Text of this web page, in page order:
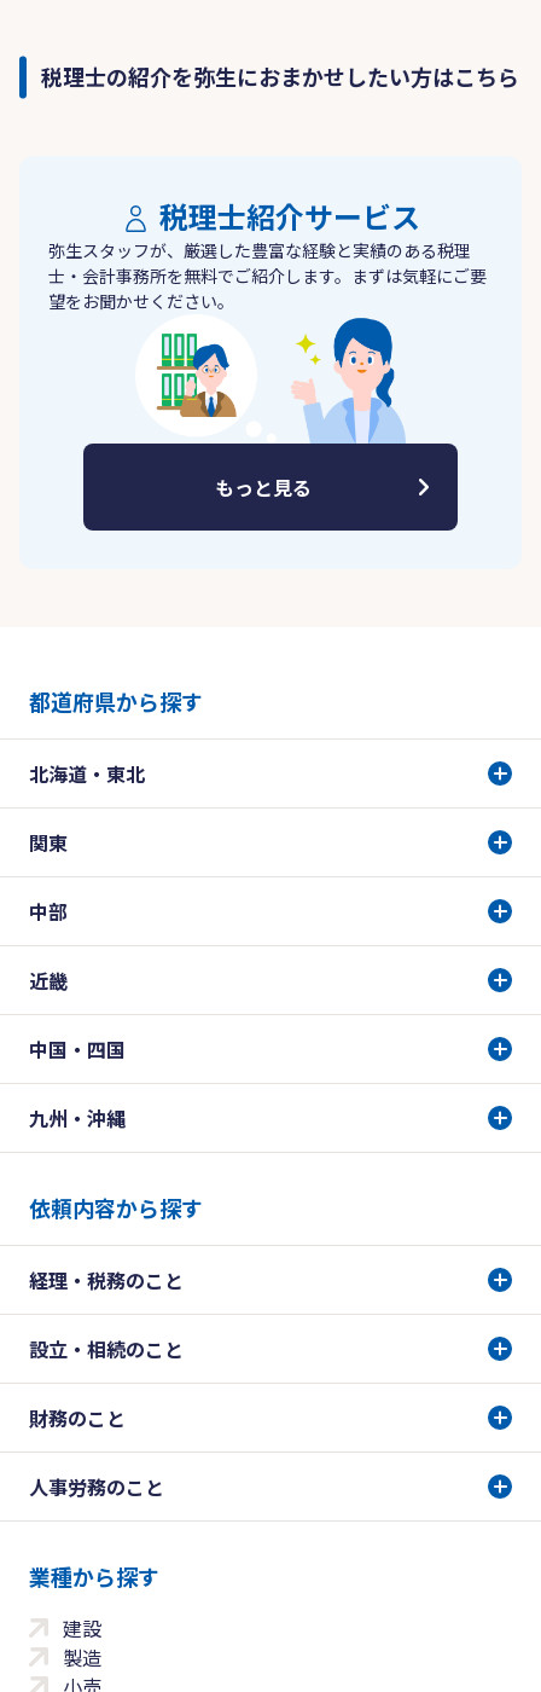
税理士の紹介を弥生におまかせしたい方はこちら
税理士紹介サービス
弥生スタッフが、厳選した豊富な経験と実績のある税理
士・会計事務所を無料でご紹介します。まずは気軽にご要
望をお聞かせください。
もっと見る
都道府県から探す
北海道・東北
関東
中部
近畿
中国・四国
九州・沖縄
依頼内容から探す
経理・税務のこと
設立・相続のこと
財務のこと
人事労務のこと
業種から探す
建設
製造
小売